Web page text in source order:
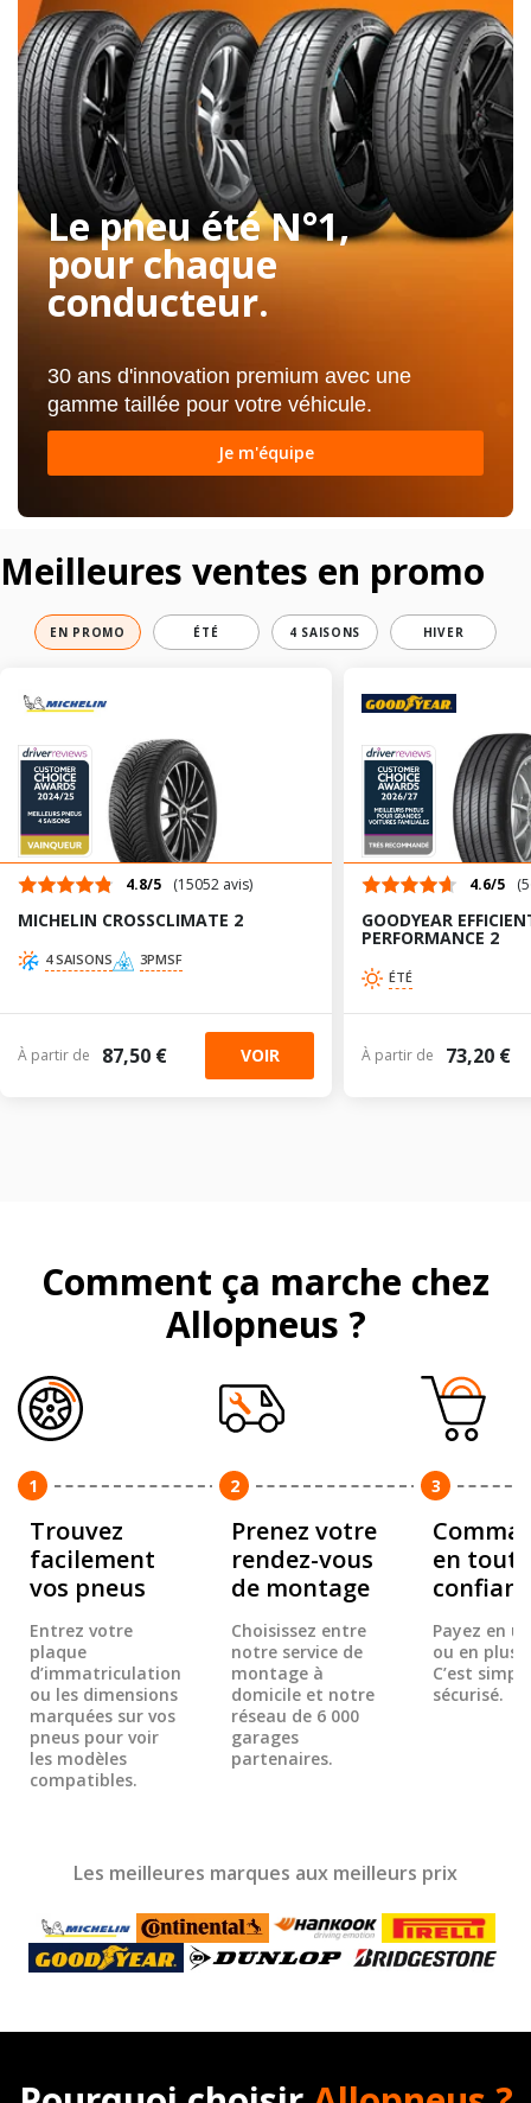
Le pneu été N°1,
pour chaque
conducteur.
30 ans d'innovation premium avec une
gamme taillée pour votre véhicule.
Je m'équipe
Meilleures ventes en promo
EN PROMO ÉTÉ 4 SAISONS HIVER
4.8/5 (15052 avis)
MICHELIN CROSSCLIMATE 2
4 SAISONS 3PMSF
À partir de 87,50 € VOIR
4.6/5
GOODYEAR
PERFORMANCE 2
ÉTÉ
À partir de 73,20 €
Comment ça marche chez
Allopneus ?
1
Trouvez
facilement
vos pneus
Entrez votre
plaque
d’immatriculation
ou les dimensions
marquées sur vos
pneus pour voir
les modèles
compatibles.
2
Prenez votre
rendez-vous
de montage
Choisissez entre
notre service de
montage à
domicile et notre
réseau de 6 000
garages
partenaires.
3
en toute
Payez en
ou en
C’est
sécurisé.
Les meilleures marques aux meilleurs prix